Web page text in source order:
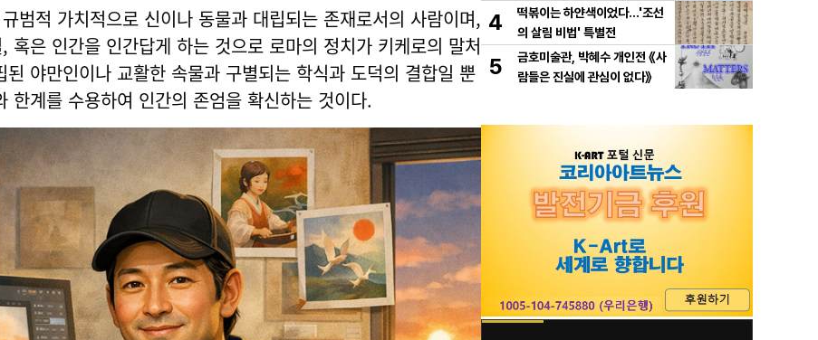
범적 가치적으로 신이나 동물과 대립되는 존재로서의 사람이며,
혹은 인간을 인간답게 하는 것으로 로마의 정치가 키케로의 말처
된 야만인이나 교활한 속물과 구별되는 학식과 도덕의 결합일 뿐
한계를 수용하여 인간의 존엄을 확신하는 것이다.
예술의 운명을 노래하다!
4
떡볶이는 하얀색이었다...'조선
의 살림 비법' 특별전
5
금호미술관, 박혜수 개인전 《사
람들은 진실에 관심이 없다》